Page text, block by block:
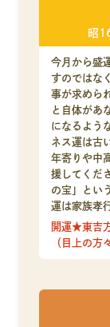
昭
今月から盛
すのではな
事が求めら
と自体があ
になるよう
ネス運は古
年寄りや中
援してくだ
の宝」とい
運は家族孝
開運★東吉
（目上の方